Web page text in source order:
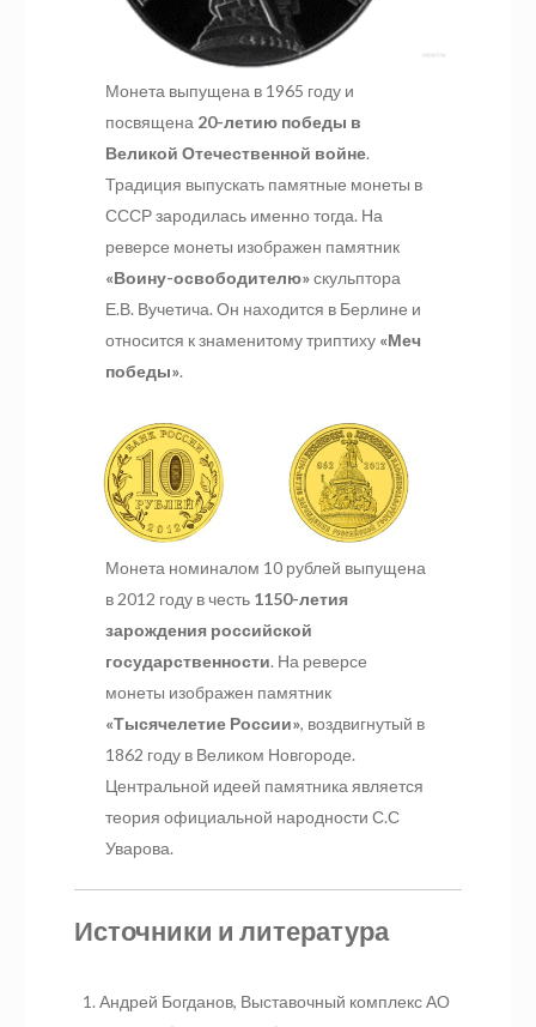
Монета выпущена в 1965 году и
посвящена 20-летию победы в
Великой Отечественной войне.
Традиция выпускать памятные монеты в
СССР зародилась именно тогда. На
реверсе монеты изображен памятник
«Воину-освободителю»скульптора
Е.В. Вучетича. Он находится в Берлине и
относится к знаменитому триптиху «Меч
победы».
Монета номиналом 10 рублей выпущена
в 2012 году в честь 1150-летия
зарождения российской
государственности. На реверсе
монеты изображен памятник
«Тысячелетие России», воздвигнутый в
1862 году в Великом Новгороде.
Центральной идеей памятника является
теория официальной народности С.С
Уварова.
Источники и литература
Андрей Богданов, Выставочный комплекс АО